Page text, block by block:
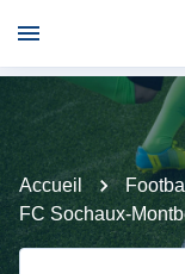
Accueil Football
FC Sochaux-